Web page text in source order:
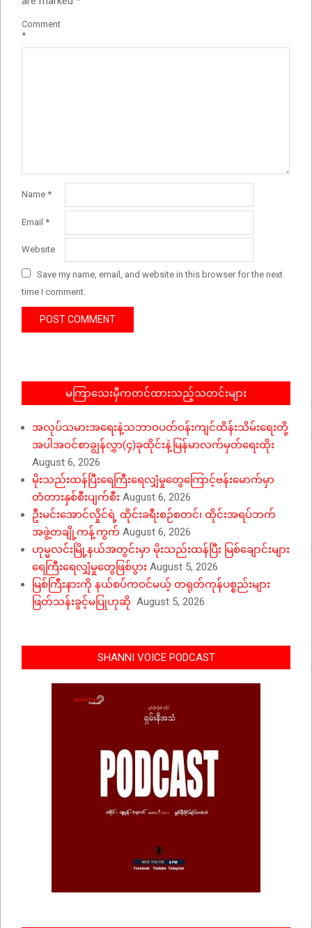
Comment
*
Name *
Email *
Website
Save my name, email, and website in this browser for the next
time I comment.
မကြာသေးမှီကတင်ထားသည့်သတင်းများ
အလုပ်သမားအရေးနဲ့သဘာဝပတ်ဝန်းကျင်ထိန်းသိမ်းရေးတို့
အပါအဝင်စာချွန်လွှာ(၄)ခုထိုင်းနဲ့မြန်မာလက်မှတ်ရေးထိုး
August 6, 2026
မိုးသည်းထန်ပြီးရေကြီးရေလျှံမှုတွေကြောင့်ဗန်းမောက်မှာ
တံတားနှစ်စီးပျက်စီး August 6, 2026
ဦးမင်းအောင်လှိုင်ရဲ့ ထိုင်းခရီးစဉ်စတင်၊ ထိုင်းအရပ်ဘက်
အဖွဲ့တချို့ကန့်ကွက် August 6, 2026
ဟုမ္မလင်းမြို့နယ်အတွင်းမှာ မိုးသည်းထန်ပြီး မြစ်ချောင်းများ
ရေကြီးရေလျှံမှုတွေဖြစ်ပွား August 5, 2026
မြစ်ကြီးနားကို နယ်စပ်ကဝင်မယ့် တရုတ်ကုန်ပစ္စည်းများ
ဖြတ်သန်းခွင့်မပြုဟုဆို August 5, 2026
SHANNI VOICE PODCAST